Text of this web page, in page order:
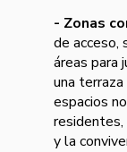
- Zonas
de acceso,
áreas para
una
espacios
residentes,
y la